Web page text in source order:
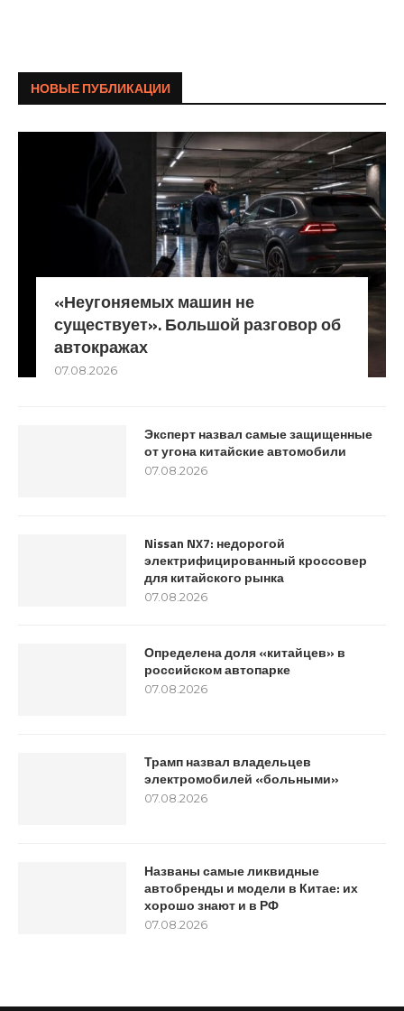
НОВЫЕ ПУБЛИКАЦИИ
«Неугоняемых машин не
существует». Большой разговор об
автокражах
07.08.2026
Эксперт назвал самые защищенные
от угона китайские автомобили
07.08.2026
Nissan NX7: недорогой
электрифицированный кроссовер
для китайского рынка
07.08.2026
Определена доля «китайцев» в
российском автопарке
07.08.2026
Трамп назвал владельцев
электромобилей «больными»
07.08.2026
Названы самые ликвидные
автобренды и модели в Китае: их
хорошо знают и в РФ
07.08.2026